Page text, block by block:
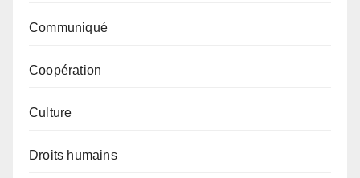
Communiqué
Coopération
Culture
Droits humains